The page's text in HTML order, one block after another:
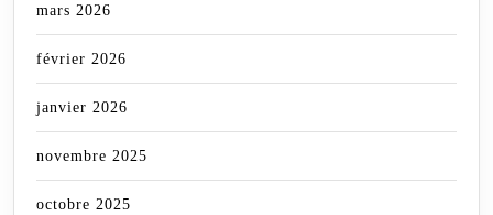
mars 2026
février 2026
janvier 2026
novembre 2025
octobre 2025